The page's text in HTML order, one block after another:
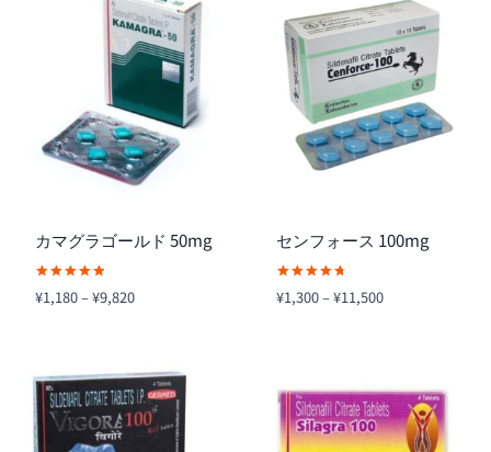
カマグラゴールド 50mg
5段階中
5.00
¥1,180–¥9,820価
–
¥9,820
センフォース 100mg
5段階中
4.80
¥1,300–¥11,500価
–
¥11,500